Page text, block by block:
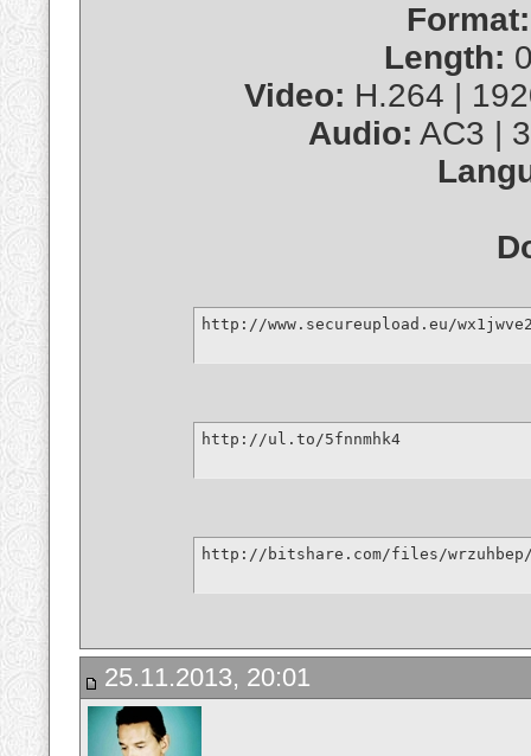
Format:
Length:
Video: H.264 |
Audio: AC3 |
http://www.secureupload.eu/
http://ul.to/5fnnmhk4
http://bitshare.com/files/
25.11.2013, 20:01